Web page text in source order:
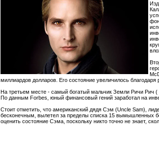
миллиардов долларов. Его состояние увеличилось благодаря
На третьем месте - самый богатый мальчик Земли Ричи Рич
По данным Forbes, юный финансовый гений заработал на
Стоит отметить, что американский дядя Сэм (Uncle Sam),
бесконечным, вылетел за пределы списка 15 вымышленных
оценить состояние Сэма, поскольку никто точно не знает,